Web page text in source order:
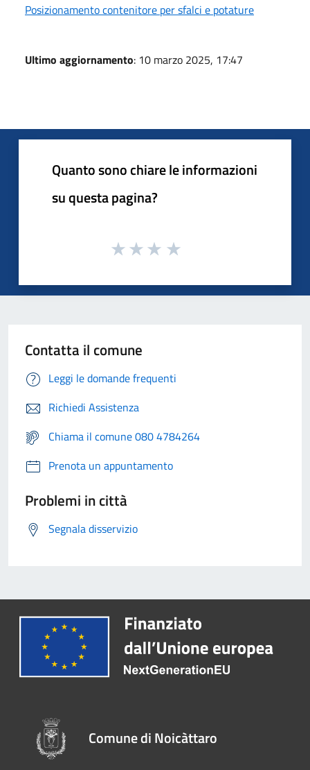
Posizionamento contenitore per sfalci e potature
Ultimo aggiornamento: 10 marzo 2025, 17:47
Quanto sono chiare le informazioni
su questa pagina?
Contatta il comune
Leggi le domande frequenti
Richiedi Assistenza
Chiama il comune 080 4784264
Prenota un appuntamento
Problemi in città
Segnala disservizio
Comune di Noicàttaro